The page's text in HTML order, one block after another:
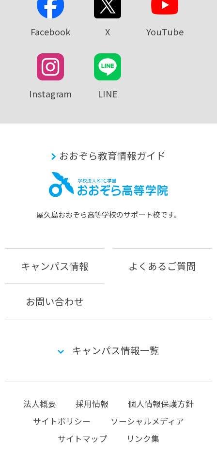
Facebook X YouTube
Instagram LINE
おおぞら教育情報ガイド
屋久島おおぞら⾼等学校のサポート校です。
キャンパス情報 よくあるご質問
お問い合わせ
キャンパス情報一覧
法人概要 採用情報
個人情報保護方針
サイトポリシー
ソーシャルメディア
サイトマップ
リンク集